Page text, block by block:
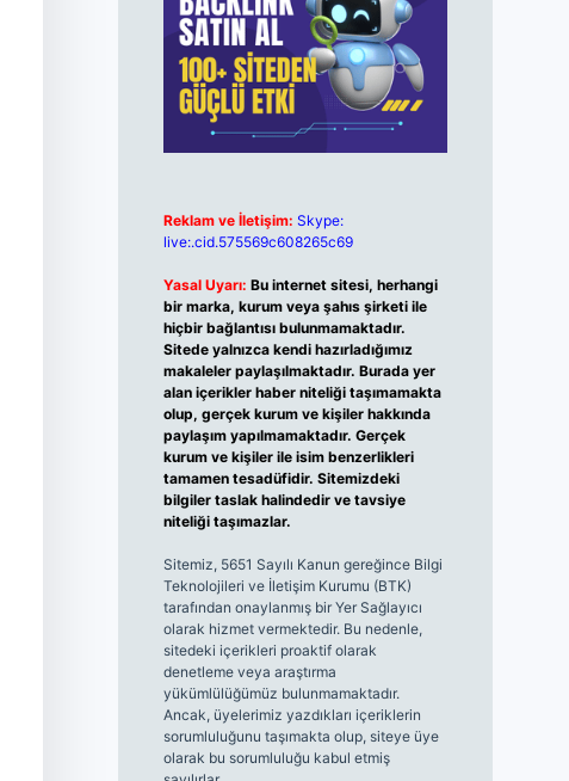
Reklam ve İletişim: Skype:
live:.cid.575569c608265c69
Yasal Uyarı: Bu internet sitesi, herhangi
bir marka, kurum veya şahıs şirketi ile
hiçbir bağlantısı bulunmamaktadır.
Sitede yalnızca kendi hazırladığımız
makaleler paylaşılmaktadır. Burada yer
alan içerikler haber niteliği taşımamakta
olup, gerçek kurum ve kişiler hakkında
paylaşım yapılmamaktadır. Gerçek
kurum ve kişiler ile isim benzerlikleri
tamamen tesadüfidir. Sitemizdeki
bilgiler taslak halindedir ve tavsiye
niteliği taşımazlar.
Sitemiz, 5651 Sayılı Kanun gereğince Bilgi
Teknolojileri ve İletişim Kurumu (BTK)
tarafından onaylanmış bir Yer Sağlayıcı
olarak hizmet vermektedir. Bu nedenle,
sitedeki içerikleri proaktif olarak
denetleme veya araştırma
yükümlülüğümüz bulunmamaktadır.
Ancak, üyelerimiz yazdıkları içeriklerin
sorumluluğunu taşımakta olup, siteye üye
olarak bu sorumluluğu kabul etmiş